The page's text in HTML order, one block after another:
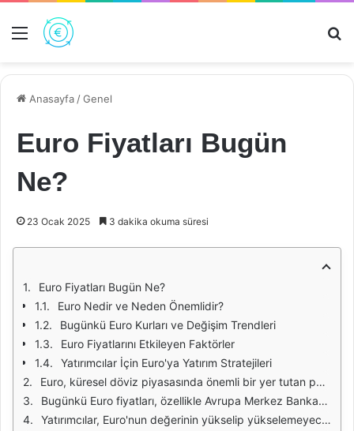
Menü
Anasayfa /Genel
Euro Fiyatları Bugün
Ne?
23 Ocak 2025 3 dakika okuma süresi
Euro Fiyatları Bugün Ne?
Euro Nedir ve Neden Önemlidir?
Bugünkü Euro Kurları ve Değişim Trendleri
Euro Fiyatlarını Etkileyen Faktörler
Yatırımcılar İçin Euro'ya Yatırım Stratejileri
Euro, küresel döviz piyasasında önemli bir yer tutan para birimidir. Euro'nun değeri, birçok faktöre bağlı olarak sürekli değişim göstermektedir. Ekonomik veriler, siyasi gelişmeler ve piyasa beklentileri, Euro'nun fiyatını etkileyen başlıca unsurlardır. Bugün Euro fiyatları, yatırımcılar ve ticaretle uğraşanlar için büyük bir önem taşıyor. Ekonomik göstergeler ve merkez bankalarının politikaları, Euro'nun değerinde dalgalanmalara neden olabilmektedir.
Bugünkü Euro fiyatları, özellikle Avrupa Merkez Bankası'nın son açıklamaları ve ekonomik veriler ışığında belirlenmektedir. Enflasyon oranları, işsizlik verileri ve büyüme rakamları gibi ekonomik göstergeler, Euro'nun değerini doğrudan etkileyebilir. Bunun yanı sıra, Avrupa'daki siyasi durumlar ve uluslararası ilişkiler de Euro'nun seyrini değiştirebilecek unsurlar arasında yer almaktadır.
Yatırımcılar, Euro'nun değerinin yükselip yükselemeyeceğini tahmin etmek için teknik analiz yöntemlerine başvurabilir. Çeşitli grafikleri inceleyerek Euro'nun geçmişteki performansını değerlendirmek, gelecekteki fiyat hareketlerini tahmin etmek açısından faydalı olabilir. Bununla birlikte, piyasa haberlerini takip etmek ve ekonomik takvimleri izlemek, Euro fiyatları üzerinde etkili olabilecek gelişmeleri kaçırmamak açısından önemlidir.